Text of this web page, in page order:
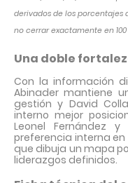
derivados de los porcentajes
no cerrar exactamente en 100
Una doble
Con la información
Abinader mantiene
gestión y David
interno mejor
Leonel Fernández
preferencia interna
que dibuja un mapa
liderazgos definidos.